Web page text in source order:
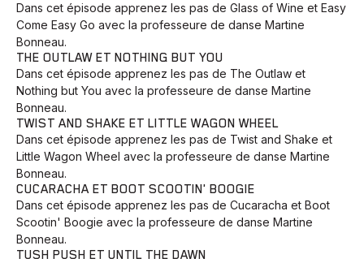
Dans cet épisode apprenez les pas de Glass of Wine et Easy
Come Easy Go avec la professeure de danse Martine
Bonneau.
THE OUTLAW ET NOTHING BUT YOU
Dans cet épisode apprenez les pas de The Outlaw et
Nothing but You avec la professeure de danse Martine
Bonneau.
TWIST AND SHAKE ET LITTLE WAGON WHEEL
Dans cet épisode apprenez les pas de Twist and Shake et
Little Wagon Wheel avec la professeure de danse Martine
Bonneau.
CUCARACHA ET BOOT SCOOTIN' BOOGIE
Dans cet épisode apprenez les pas de Cucaracha et Boot
Scootin' Boogie avec la professeure de danse Martine
Bonneau.
TUSH PUSH ET UNTIL THE DAWN